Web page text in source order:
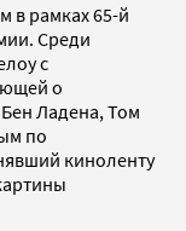
в рамках 65-й
Среди
с
о
Ладена, Том
по
киноленту